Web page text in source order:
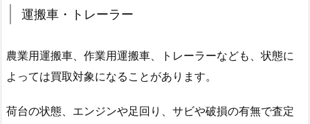
運搬車・トレーラー
農業用運搬車、作業用運搬車、トレーラーなども、状態に
よっては買取対象になることがあります。
荷台の状態、エンジンや足回り、サビや破損の有無で査定